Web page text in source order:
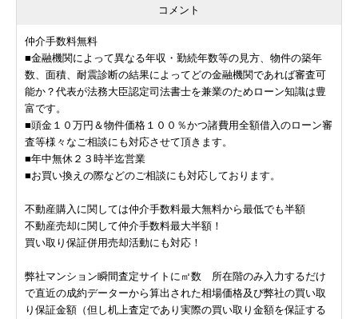
コメント
仲介手数料無料
■金融機関によって異なる年収・勤続年数等の見方、物件の築年
数、面積、耐震診断の結果によってどの金融機関であれば審査可
能か？代表が法務大臣認定司法書士を兼業のためローン知識は豊
富です。
■頭金１０万円＆物件価格１００％かつ諸費用全額借入のローン審
査等様々なご相談にも対応させて頂きます。
■年中無休２３時半迄営業
■お買い換えの際などのご相談にも対応しております。
不動産購入に関しては仲介手数料最大無料から最低でも半額
不動産売却に関して仲介手数料最大半額！
買い取り保証併用売却活動にも対応！
弊社マンション瞬間査定サイトに㎡数 所在階のみ入力するだけ
で直近の成約データーから算出された相場価格及び弊社の買い取
り保証金額（但し机上査定であり実際の買い取り金額を保証する